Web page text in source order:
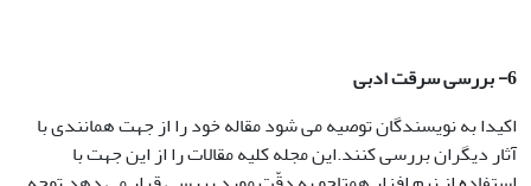
6- بررسی سرقت ادبی
اکیدا به نویسندگان توصیه می شود مقاله خود را از جهت همانندی با
آثار دیگران بررسی کنند.این مجله کلیه مقالات را از این جهت با